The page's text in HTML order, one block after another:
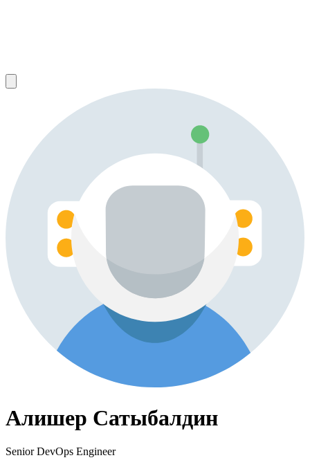
Алишер Сатыбалдин
Senior DevOps Engineer